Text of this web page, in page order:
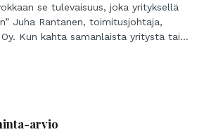
se tulevaisuus, joka yrityksellä
Juha Rantanen, toimitusjohtaja,
Kun kahta samanlaista yritystä tai…
arvio